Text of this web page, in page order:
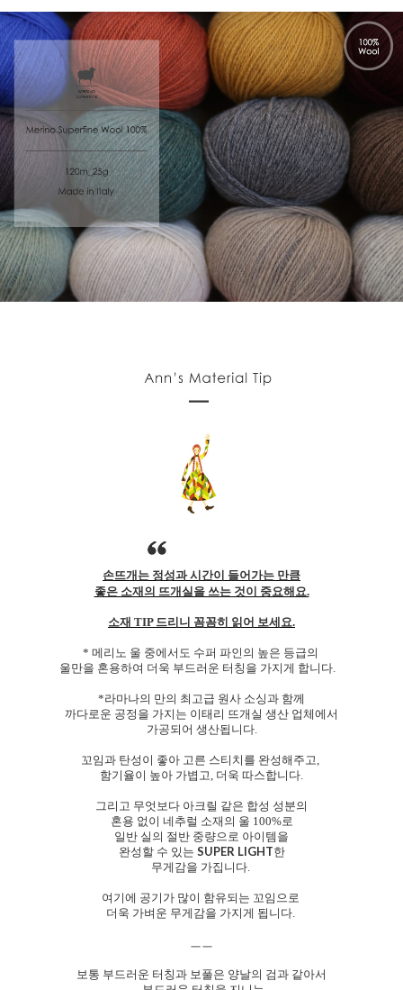
손뜨개는 정성과 시간이 들어가는 만큼
좋은 소재의 뜨개실을 쓰는 것이 중요해요.
소재 TIP 드리니 꼼꼼히 읽어 보세요.
* 메리노 울 중에서도 수퍼 파인의 높은 등급의
울만을 혼용하여 더욱 부드러운 터칭을 가지게 합니다.
*라마나의 만의 최고급 원사 소싱과 함께
까다로운 공정을 가지는 이태리 뜨개실 생산 업체에서
가공되어 생산됩니다.
꼬임과 탄성이 좋아 고른 스티치를 완성해주고,
함기율이 높아 가볍고, 더욱 따스합니다.
그리고 무엇보다 아크릴 같은 합성 성분의
혼용 없이 네추럴 소재의 울 100%로
일반 실의 절반 중량으로 아이템을
완성할 수 있는 SUPER LIGHT한
무게감을 가집니다.
여기에 공기가 많이 함유되는 꼬임으로
더욱 가벼운 무게감을 가지게 됩니다.
ㅡㅡ
보통 부드러운 터칭과 보풀은 양날의 검과 같아서